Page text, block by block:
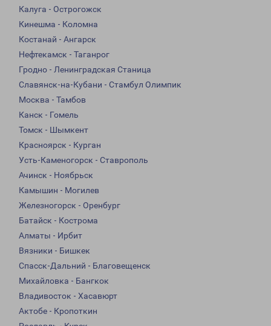
Калуга - Острогожск
Кинешма - Коломна
Костанай - Ангарск
Нефтекамск - Таганрог
Гродно - Ленинградская Станица
Славянск-на-Кубани - Стамбул Олимпик
Москва - Тамбов
Канск - Гомель
Томск - Шымкент
Красноярск - Курган
Усть-Каменогорск - Ставрополь
Ачинск - Ноябрьск
Камышин - Могилев
Железногорск - Оренбург
Батайск - Кострома
Алматы - Ирбит
Вязники - Бишкек
Спасск-Дальний - Благовещенск
Михайловка - Бангкок
Владивосток - Хасавюрт
Актобе - Кропоткин